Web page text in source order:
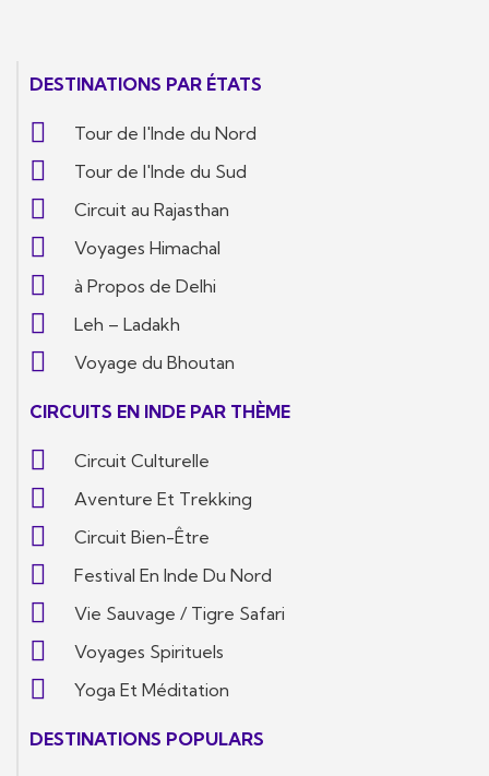
DESTINATIONS PAR ÉTATS
Tour de l'Inde du Nord
Tour de l'Inde du Sud
Circuit au Rajasthan
Voyages Himachal
à Propos de Delhi
Leh – Ladakh
Voyage du Bhoutan
CIRCUITS EN INDE PAR THÈME
Circuit Culturelle
Aventure Et Trekking
Circuit Bien-Être
Festival En Inde Du Nord
Vie Sauvage / Tigre Safari
Voyages Spirituels
Yoga Et Méditation
DESTINATIONS POPULARS